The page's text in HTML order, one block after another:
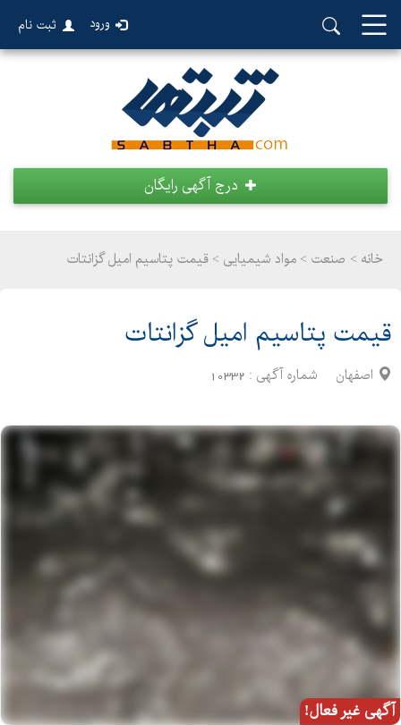
ورود ثبت نام
درج آگهی رایگان
خانه > صنعت > مواد شیمیایی > قیمت پتاسیم امیل گزانتات
قیمت پتاسیم امیل گزانتات
اصفهان شماره آگهی : 10332
آگهی غیر فعال!